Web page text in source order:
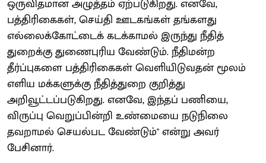
ஒருவிதமான அழுத்தம் ஏற்படுகிறது. எனவே,
பத்திரிகைகள், செய்தி ஊடகங்கள் தங்களது
எல்லைக்கோட்டைக் கடக்காமல் இருந்து நீதித்
துறைக்கு துணைபுரிய வேண்டும். நீதிமன்ற
தீர்ப்புகளை பத்திரிகைகள் வெளியிடுவதன் மூலம்
எளிய மக்களுக்கு நீதித்துறை குறித்து
அறிவூட்டப்படுகிறது. எனவே, இந்தப் பணியை,
விருப்பு வெறுப்பின்றி உண்மையை நடுநிலை
தவறாமல் செயல்பட வேண்டும்" என்று அவர்
பேசினார்.